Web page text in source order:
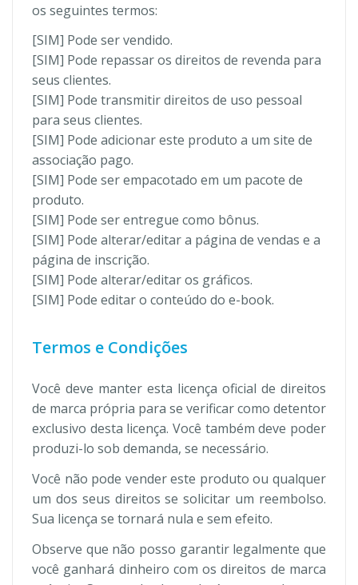
os seguintes termos:
[SIM] Pode ser vendido.
[SIM] Pode repassar os direitos de revenda para
seus clientes.
[SIM] Pode transmitir direitos de uso pessoal
para seus clientes.
[SIM] Pode adicionar este produto a um site de
associação pago.
[SIM] Pode ser empacotado em um pacote de
produto.
[SIM] Pode ser entregue como bônus.
[SIM] Pode alterar/editar a página de vendas e a
página de inscrição.
[SIM] Pode alterar/editar os gráficos.
[SIM] Pode editar o conteúdo do e-book.
Termos e Condições
Você deve manter esta licença oficial de direitos
de marca própria para se verificar como detentor
exclusivo desta licença. Você também deve poder
produzi-lo sob demanda, se necessário.
Você não pode vender este produto ou qualquer
um dos seus direitos se solicitar um reembolso.
Sua licença se tornará nula e sem efeito.
Observe que não posso garantir legalmente que
você ganhará dinheiro com os direitos de marca